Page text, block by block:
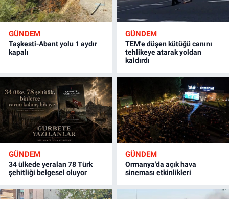
GÜNDEM
Taşkesti-Abant yolu 1 aydır
kapalı
GÜNDEM
TEM'e düşen kütüğü canını
tehlikeye atarak yoldan
kaldırdı
GÜNDEM
34 ülkede yeralan 78 Türk
şehitliği belgesel oluyor
GÜNDEM
Ormanya'da açık hava
sineması etkinlikleri